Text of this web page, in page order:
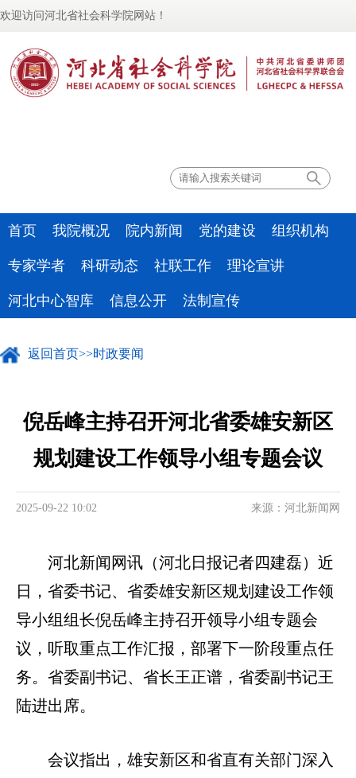
欢迎访问河北省社会科学院网站！
首页 我院概况 院内新闻 党的建设 组织机构
专家学者 科研动态 社联工作 理论宣讲
河北中心智库 信息公开 法制宣传
返回首页>>时政要闻
倪岳峰主持召开河北省委雄安新区
规划建设工作领导小组专题会议
2025-09-22 10:02 来源：河北新闻网
河北新闻网讯（河北日报记者四建磊）近
日，省委书记、省委雄安新区规划建设工作领
导小组组长倪岳峰主持召开领导小组专题会
议，听取重点工作汇报，部署下一阶段重点任
务。省委副书记、省长王正谱，省委副书记王
陆进出席。
会议指出，雄安新区和省直有关部门深入